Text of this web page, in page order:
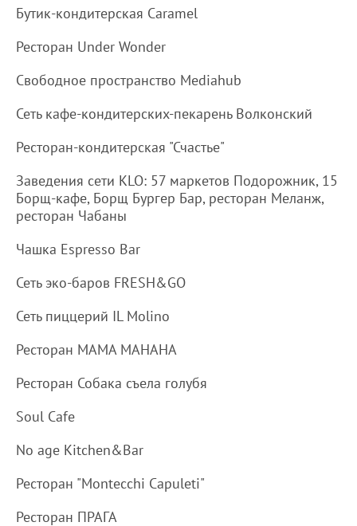
Бутик-кондитерская Caramel
Ресторан Under Wonder
Свободное пространство Mediahub
Сеть кафе-кондитерских-пекарень Волконский
Ресторан-кондитерская "Счастье"
Заведения сети KLO: 57 маркетов Подорожник, 15
Борщ-кафе, Борщ Бургер Бар, ресторан Меланж,
ресторан Чабаны
Чашка Espresso Bar
Сеть эко-баров FRESH&GO
Сеть пиццерий IL Molino
Ресторан МАМА МАНАНА
Ресторан Собака съела голубя
Soul Cafe
No age Kitchen&Bar
Ресторан "Montecchi Capuleti"
Ресторан ПРАГА